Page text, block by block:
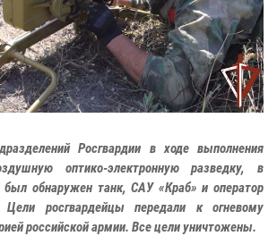
Росгвардии в ходе выполнения
оптико-электронную разведку, в
был обнаружен танк, САУ «Краб» и оператор
росгвардейцы передали к огневому
российской армии. Все цели уничтожены.